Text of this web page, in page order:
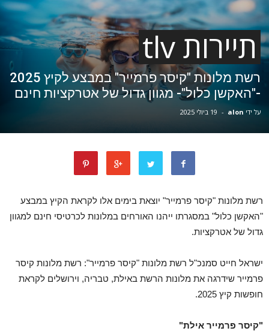
תיירות tlv
רשת מלונות "קיסר פרמייר" במבצע לקיץ 2025
-"האקשן כלול"- מגוון גדול של אטרקציות חינם
על ידי alon
- 19 ביולי 2025
רשת מלונות "קיסר פרמייר" יוצאת בימים אלו לקראת הקיץ במבצע
"האקשן כלול" במסגרתו ייהנו האורחים במלונות לכרטיסי חינם למגוון
גדול של אטרקציות.
ישראל חייט סמנכ"ל רשת מלונות "קיסר פרמייר": רשת מלונות קיסר
פרמייר שידרגה את מלונות הרשת באילת, טבריה, וירושלים לקראת
חופשות קיץ 2025.
"קיסר פרמייר אילת"